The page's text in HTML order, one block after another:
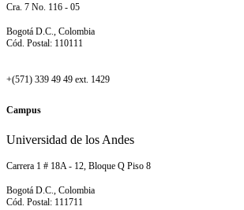
Cra. 7 No. 116 - 05
Bogotá D.C., Colombia
Cód. Postal: 110111
+(571) 339 49 49 ext. 1429
Campus
Universidad de los Andes
Carrera 1 # 18A - 12, Bloque Q Piso 8
Bogotá D.C., Colombia
Cód. Postal: 111711